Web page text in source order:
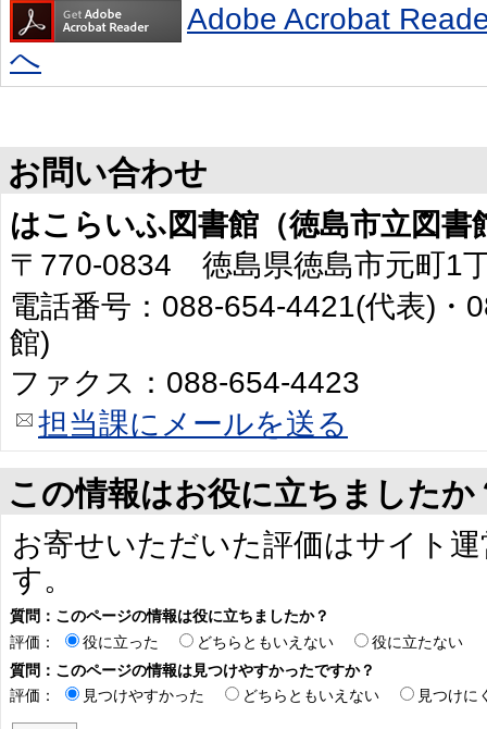
Adobe Acrobat
へ
お問い合わせ
はこらいふ図書館（徳島市立図書
〒770-0834 徳島県徳島市元町1
電話番号：088-654-4421(代表)・
館)
ファクス：088-654-4423
担当課にメールを送る
この情報はお役に立ちましたか
お寄せいただいた評価はサイト
す。
質問：このページの情報は役に立ちましたか？
評価：
役に立った どちらともいえない
役に立たない
質問：このページの情報は見つけやすかったですか？
評価：
見つけやすかった どちらともいえない 見つけに